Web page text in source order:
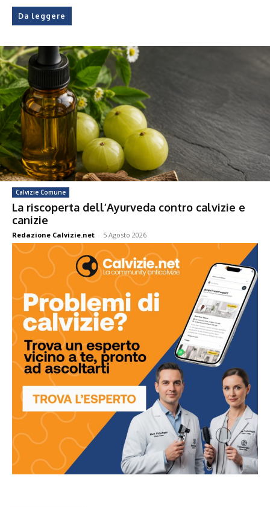
Da leggere
Calvizie Comune
La riscoperta dell’Ayurveda contro calvizie e
canizie
Redazione Calvizie.net - 5 Agosto 2026